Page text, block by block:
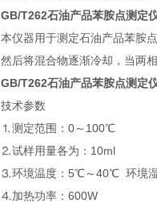
GB/T262石油产品苯胺点测定
本仪器用于测定石油产品苯胺
然后将混合物逐渐冷却，当两
GB/T262石油产品苯胺点测定
技术参数
⒈测定范围：0～100℃
⒉试样用量各为：10ml
⒊环境温度：5℃～40℃ 环境
⒋加热功率：600W